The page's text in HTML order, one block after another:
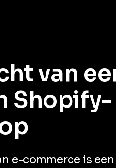
van
Shopify-
e-commerce is